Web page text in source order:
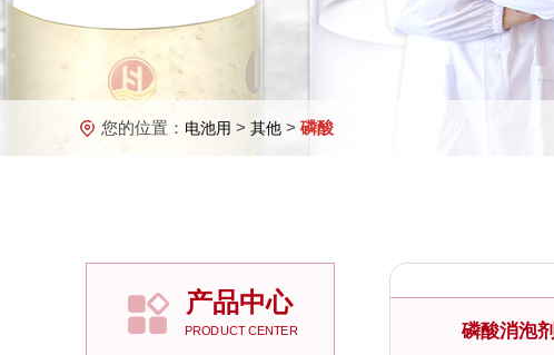
您的位置： 电池用 > 其他 > 磷酸
产品中心
PRODUCT CENTER 磷酸消泡剂